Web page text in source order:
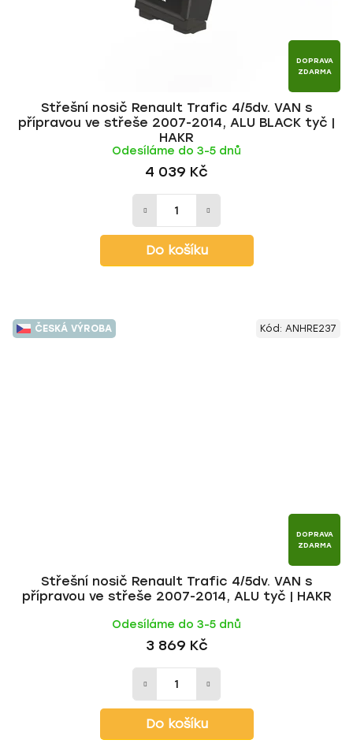
DOPRAVA
ZDARMA
Střešní nosič Renault Trafic 4/5dv. VAN s
přípravou ve střeše 2007-2014, ALU BLACK tyč |
HAKR
Odesíláme do 3-5 dnů
4 039 Kč
Do košíku
ČESKÁ VÝROBA
DOPRAVA
ZDARMA
Střešní nosič Renault Trafic 4/5dv. VAN s
přípravou ve střeše 2007-2014, ALU tyč | HAKR
Odesíláme do 3-5 dnů
3 869 Kč
Do košíku
Kód: ANHRE237